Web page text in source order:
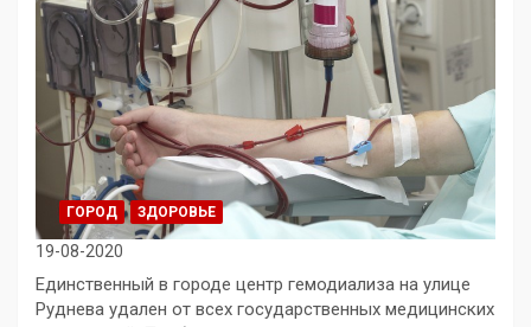
ГОРОД ЗДОРОВЬЕ
19-08-2020
Единственный в городе центр гемодиализа на улице
Руднева удален от всех государственных медицинских